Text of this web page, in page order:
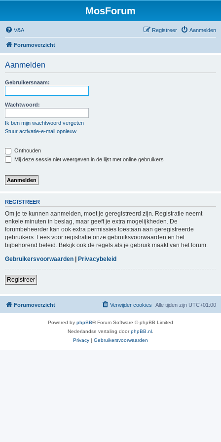
MosForum
V&A Aanmelden
Registreer
Forumoverzicht
Aanmelden
Gebruikersnaam:
Wachtwoord:
Ik ben mijn wachtwoord vergeten
Stuur activatie-e-mail opnieuw
Onthouden
Mij deze sessie niet weergeven in de lijst met online gebruikers
REGISTREER
Om je te kunnen aanmelden, moet je geregistreerd zijn. Registratie neemt
enkele minuten in beslag, maar geeft je extra mogelijkheden. De
forumbeheerder kan ook extra permissies toestaan aan geregistreerde
gebruikers. Lees voor registratie onze gebruiksvoorwaarden en het
bijbehorend beleid. Bekijk ook de regels als je gebruik maakt van het forum.
Gebruikersvoorwaarden | Privacybeleid
Registreer
Forumoverzicht Alle tijden zijn UTC+01:00
Verwijder cookies
Powered by phpBB® Forum Software © phpBB Limited
Nederlandse vertaling doorphpBB.nl
Privacy | Gebruikersvoorwaarden